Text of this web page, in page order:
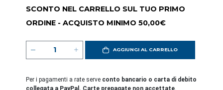
SCONTO NEL CARRELLO SUL TUO PRIMO
ORDINE - ACQUISTO MINIMO 50,00€
AGGIUNGI AL CARRELLO
Per i pagamenti a rate serve conto bancario o carta di debito